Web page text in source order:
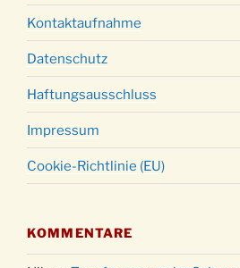
Kontaktaufnahme
Datenschutz
Haftungsausschluss
Impressum
Cookie-Richtlinie (EU)
KOMMENTARE